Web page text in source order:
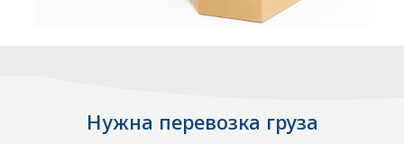
Нужна перевозка груза